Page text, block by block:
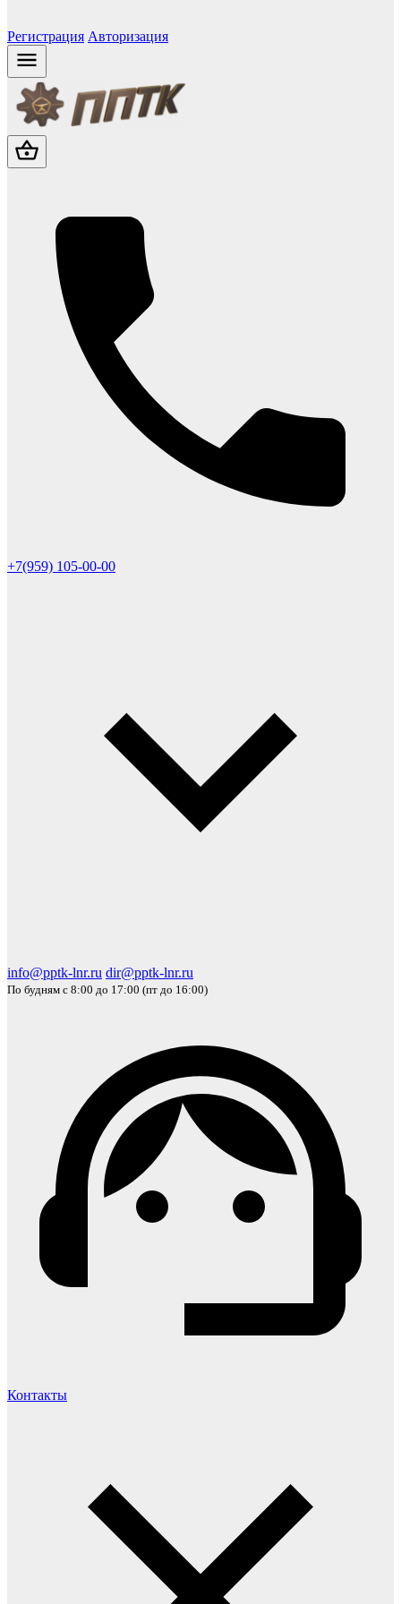
Регистрация Авторизация
+7(959) 105-00-00
info@pptk-lnr.ru dir@pptk-lnr.ru
По будням с 8:00 до 17:00 (пт до 16:00)
Контакты